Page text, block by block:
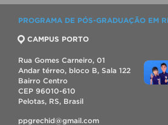
PROGRAMA DE PÓS-GRADUAÇÃO EM
CAMPUS PORTO
Rua Gomes Carneiro, 01
Andar térreo, bloco B, Sala 122
Bairro Centro
CEP 96010-610
Pelotas, RS, Brasil
ppgrechid@gmail.com